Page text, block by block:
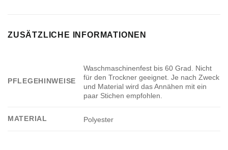
ZUSÄTZLICHE INFORMATIONEN
PFLEGEHINWEISE
Waschmaschinenfest bis 60 Grad. Nicht
für den Trockner geeignet. Je nach Zweck
und Material wird das Annähen mit ein
paar Stichen empfohlen.
MATERIAL Polyester